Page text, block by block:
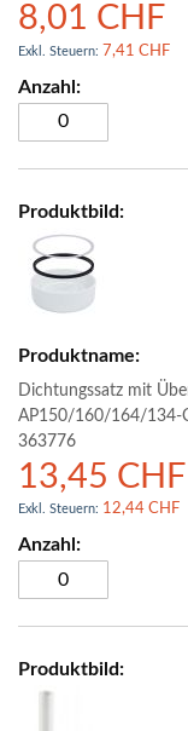
8,01 CHF
7,41 CHF
Dichtungssatz mit
AP150/160/164/134-
363776
13,45 CHF
12,44 CHF